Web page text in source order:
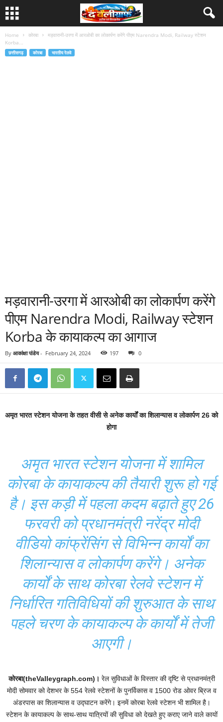
Home कोरबा
मड़वारानी-उरगा में आरओबी का लोकार्पण करेंगे पीएम Narendra Modi, Railway स्टेशन
Korba...
छत्तीसगढ़ कोरबा भारतीय रेलवे
मड़वारानी-उरगा में आरओबी का लोकार्पण करेंगे
पीएम Narendra Modi, Railway स्टेशन
Korba के कायाकल्प का आगाज
By आकांक्षा पांडेय- February 24, 2024 197 0
अमृत भारत स्टेशन योजना के तहत वीसी से अनेक कार्यों का शिलान्यास व लोकार्पण 26 को
होगा
अमृत भारत स्टेशन योजना में शामिल
कोरबा के कायाकल्प की तैयारी शुरू हो गई
है। इस कड़ी में पहला कदम बढ़ाते हुए 26
फरवरी को प्रधानमंत्री नरेंद्र मोदी
वीडियो कांफ्रेंसिंग से विभिन्न कार्यों का
शिलान्यास व लोकार्पण करेंगे। अनेक
कार्यों के साथ कोरबा रेलवे स्टेशन में
निर्धारित गतिविधियों की शुरुआत के साथ
पहले चरण के कायाकल्प के कार्यों में तेजी
आएगी।
कोरबा(theValleygraph.com)। रेल सुविधाओं के विस्तार की दृष्टि से प्रधानमंत्री
मोदी सोमवार को देशभर के 554 रेलवे स्टेशनों के पुनर्विकास व 1500 रोड ओवर ब्रिज व
अंडरपास का शिलान्यास व उद्घाटन करेंगे। इनमें कोरबा रेलवे स्टेशन भी शामिल है।
स्टेशन के कायाकल्प के साथ-साथ यात्रियों की सुविधा को देखते हुए कराए जाने वाले कायों